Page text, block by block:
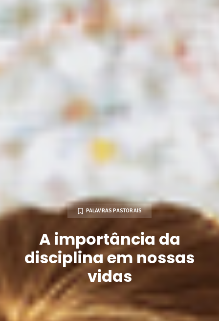
PALAVRAS PASTORAIS
A importância da
disciplina em nossas
vidas